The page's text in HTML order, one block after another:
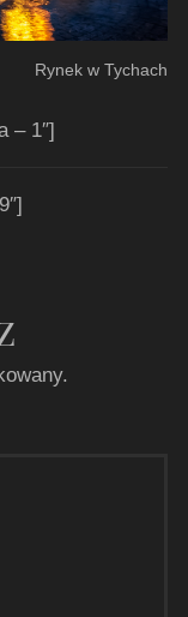
Rynek w Tychach
– 1″]